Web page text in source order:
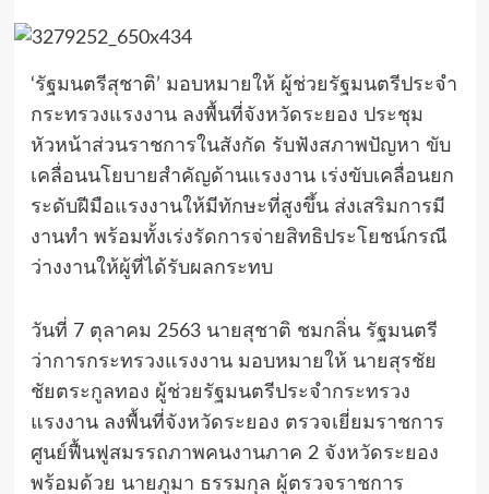
‘รัฐมนตรีสุชาติ’ มอบหมายให้ ผู้ช่วยรัฐมนตรีประจำ
กระทรวงแรงงาน ลงพื้นที่จังหวัดระยอง ประชุม
หัวหน้าส่วนราชการในสังกัด รับฟังสภาพปัญหา ขับ
เคลื่อนนโยบายสำคัญด้านแรงงาน เร่งขับเคลื่อนยก
ระดับฝีมือแรงงานให้มีทักษะที่สูงขึ้น ส่งเสริมการมี
งานทำ พร้อมทั้งเร่งรัดการจ่ายสิทธิประโยชน์กรณี
ว่างงานให้ผู้ที่ได้รับผลกระทบ
วันที่ 7 ตุลาคม 2563 นายสุชาติ ชมกลิ่น รัฐมนตรี
ว่าการกระทรวงแรงงาน มอบหมายให้ นายสุรชัย
ชัยตระกูลทอง ผู้ช่วยรัฐมนตรีประจำกระทรวง
แรงงาน ลงพื้นที่จังหวัดระยอง ตรวจเยี่ยมราชการ
ศูนย์ฟื้นฟูสมรรถภาพคนงานภาค 2 จังหวัดระยอง
พร้อมด้วย นายภูมา ธรรมกุล ผู้ตรวจราชการ